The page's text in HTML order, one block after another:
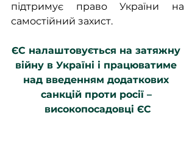
підтримує право України на
самостійний захист.
ЄС налаштовується на затяжну
війну в Україні і працюватиме
над введенням додаткових
санкцій проти росії –
високопосадовці ЄС